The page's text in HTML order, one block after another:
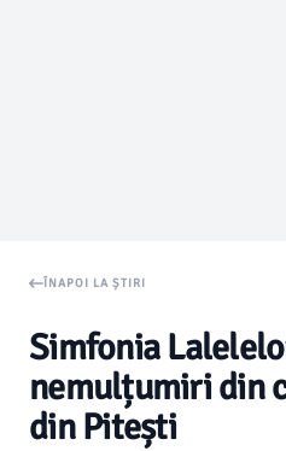
ÎNAPOI LA ȘTIRI
Simfonia
nemulțumiri din
din Pitești